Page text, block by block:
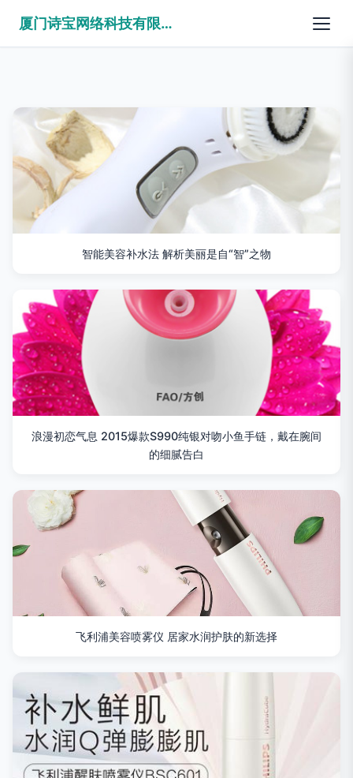
厦门诗宝网络科技有限公司
智能美容补水法 解析美丽是自“智”之物
浪漫初恋气息 2015爆款S990纯银对吻小鱼手链，戴在腕间
的细腻告白
飞利浦美容喷雾仪 居家水润护肤的新选择